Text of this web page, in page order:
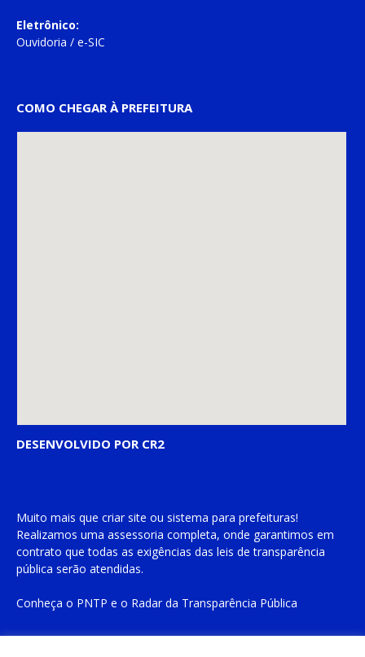
Eletrônico:
Ouvidoria / e-SIC
COMO CHEGAR À PREFEITURA
DESENVOLVIDO POR CR2
Muito mais que criar site ou sistema para prefeituras!
Realizamos uma assessoria completa, onde garantimos em
contrato que todas as exigências das leis de transparência
pública serão atendidas.
Conheça o PNTP e o Radar da Transparência Pública